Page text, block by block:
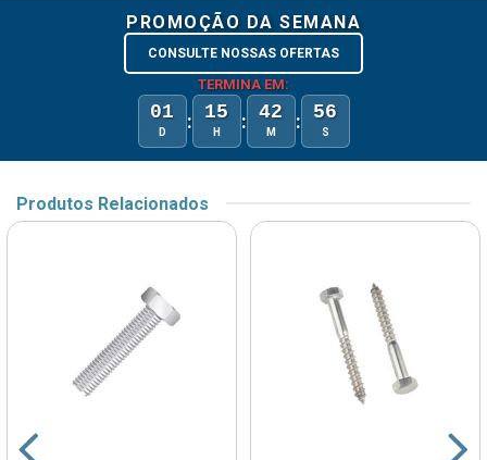
PROMOÇÃO DA SEMANA
CONSULTE NOSSAS OFERTAS
TERMINA EM:
01
D : 15
H : 42
M : 56
S
Produtos Relacionados